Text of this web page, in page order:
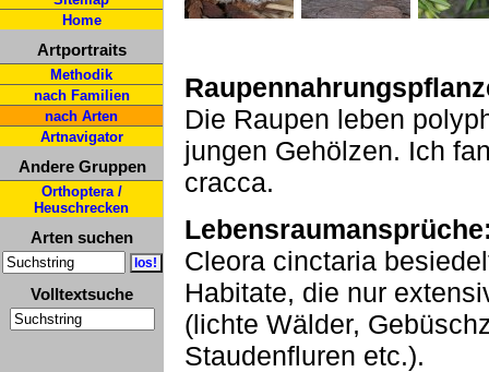
Home
Artportraits
Methodik
nach Familien
nach Arten
Artnavigator
Andere Gruppen
Orthoptera /
Heuschrecken
Arten suchen
Volltextsuche
Die Raupen leben
jungen Gehölzen. Ich
cracca.
Cleora cinctaria
Habitate, die nur
(lichte Wälder,
Staudenfluren etc.).